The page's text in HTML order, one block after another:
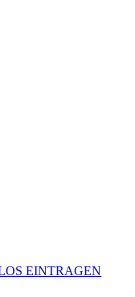
EINTRAGEN